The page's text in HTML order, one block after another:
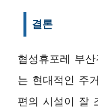
결론
협성휴포레 부
는 현대적인 주
편의 시설이 잘